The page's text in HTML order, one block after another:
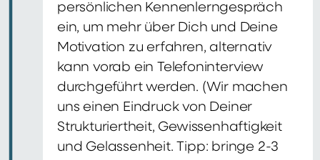
persönlichen Kennenlerngespräch
ein, um mehr über Dich und Deine
Motivation zu erfahren, alternativ
kann vorab ein Telefoninterview
durchgeführt werden. (Wir machen
uns einen Eindruck von Deiner
Strukturiertheit, Gewissenhaftigkeit
und Gelassenheit. Tipp: bringe 2-3